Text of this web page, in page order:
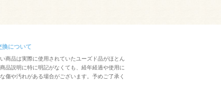
換について
商品は実際に使用されていたユーズド品がほとん
品説明に特に明記がなくても、経年経過や使用に
傷や汚れがある場合がございます。予めご了承く